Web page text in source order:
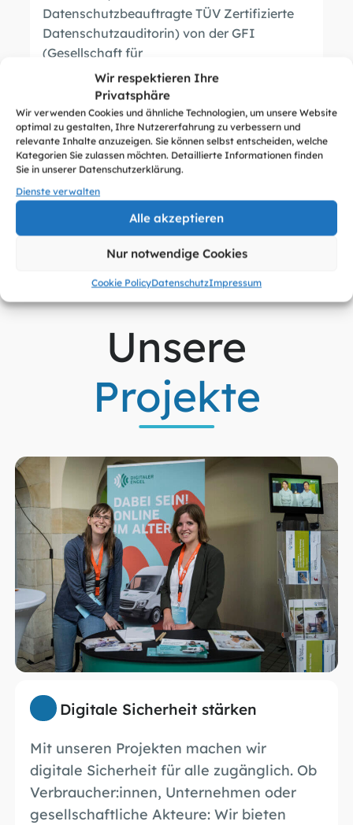
Wir respektieren Ihre
Privatsphäre
Wir verwenden Cookies und ähnliche Technologien, um unsere Website
optimal zu gestalten, Ihre Nutzererfahrung zu verbessern und
relevante Inhalte anzuzeigen. Sie können selbst entscheiden, welche
Kategorien Sie zulassen möchten. Detaillierte Informationen finden
Sie in unserer Datenschutzerklärung.
Dienste verwalten
Alle akzeptieren
Nur notwendige Cookies
Cookie PolicyDatenschutzImpressum
Datenschutzbeauftragte TÜV Zertifizierte
Datenschutzauditorin) von der GFI
(Gesellschaft für
Informationstechnologien) besprechen.
Zur Veranstaltung
Unsere
Projekte
Digitale Sicherheit stärken
Mit unseren Projekten machen wir
digitale Sicherheit für alle zugänglich. Ob
Verbraucher:innen, Unternehmen oder
gesellschaftliche Akteure: Wir bieten